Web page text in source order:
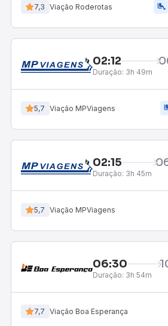
7,3 Viação Roderotas airline_seat_legroom_extra
02:12
Duração: 3h 49m
5,7 Viação MPViagens
02:15
Duração: 3h 45m
5,7 Viação MPViagens
06:30
Duração: 3h 54m
7,7 Viação Boa Esperança